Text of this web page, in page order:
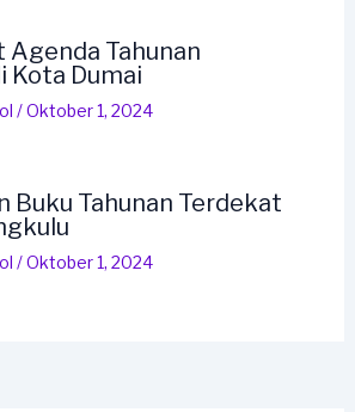
Agenda Tahunan
Kota Dumai
/Oktober 1, 2024
Buku Tahunan Terdekat
/Oktober 1, 2024